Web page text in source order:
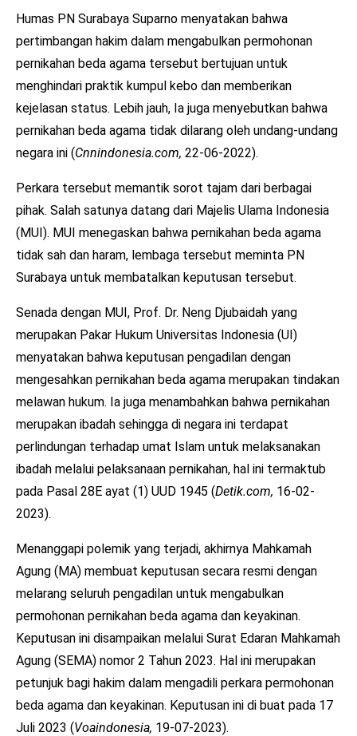
Humas PN Surabaya Suparno menyatakan bahwa
pertimbangan hakim dalam mengabulkan permohonan
pernikahan beda agama tersebut bertujuan untuk
menghindari praktik kumpul kebo dan memberikan
kejelasan status. Lebih jauh, Ia juga menyebutkan bahwa
pernikahan beda agama tidak dilarang oleh undang-undang
negara ini (Cnnindonesia.com, 22-06-2022).
Perkara tersebut memantik sorot tajam dari berbagai
pihak. Salah satunya datang dari Majelis Ulama Indonesia
(MUI). MUI menegaskan bahwa pernikahan beda agama
tidak sah dan haram, lembaga tersebut meminta PN
Surabaya untuk membatalkan keputusan tersebut.
Senada dengan MUI, Prof. Dr. Neng Djubaidah yang
merupakan Pakar Hukum Universitas Indonesia (UI)
menyatakan bahwa keputusan pengadilan dengan
mengesahkan pernikahan beda agama merupakan tindakan
melawan hukum. Ia juga menambahkan bahwa pernikahan
merupakan ibadah sehingga di negara ini terdapat
perlindungan terhadap umat Islam untuk melaksanakan
ibadah melalui pelaksanaan pernikahan, hal ini termaktub
pada Pasal 28E ayat (1) UUD 1945 (Detik.com, 16-02-
2023).
Menanggapi polemik yang terjadi, akhirnya Mahkamah
Agung (MA) membuat keputusan secara resmi dengan
melarang seluruh pengadilan untuk mengabulkan
permohonan pernikahan beda agama dan keyakinan.
Keputusan ini disampaikan melalui Surat Edaran Mahkamah
Agung (SEMA) nomor 2 Tahun 2023. Hal ini merupakan
petunjuk bagi hakim dalam mengadili perkara permohonan
beda agama dan keyakinan. Keputusan ini di buat pada 17
Juli 2023 (Voaindonesia, 19-07-2023).